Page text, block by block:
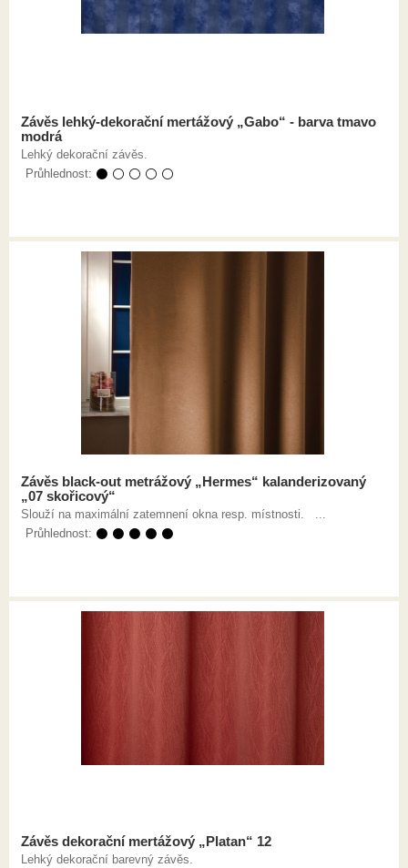
Závěs lehký-dekorační mertážový „Gabo“ - barva tmavo
modrá
Lehký dekorační závěs.
Průhlednost: ⚫ ⚪ ⚪ ⚪ ⚪
Závěs black-out metrážový „Hermes“ kalanderizovaný
„07 skořicový“
Slouží na maximální zatemnení okna resp. místnosti. ...
Průhlednost: ⚫ ⚫ ⚫ ⚫ ⚫
Závěs dekorační mertážový „Platan“ 12
Lehký dekorační barevný závěs.